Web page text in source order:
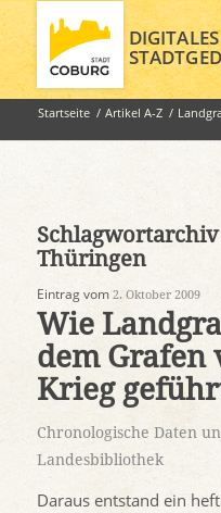
DIGITALES
Startseite / Artikel A-Z /
Thüringen
Eintrag vom 2. Oktober 2009
Wie
dem Grafen
Krieg
Chronologische Daten
Landesbibliothek
Daraus entstand ein